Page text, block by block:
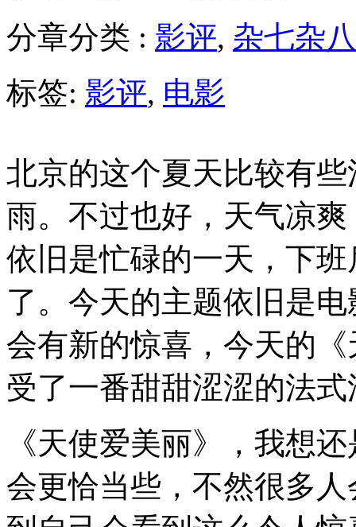
分章分类 : 影评, 杂七杂八
标签: 影评, 电影
北京的这个夏天比较有
雨。不过也好，天气凉
依旧是忙碌的一天，下
了。今天的主题依旧是
会有新的惊喜，今天的
受了一番甜甜涩涩的法
《天使爱美丽》，我想
会更恰当些，不然很多